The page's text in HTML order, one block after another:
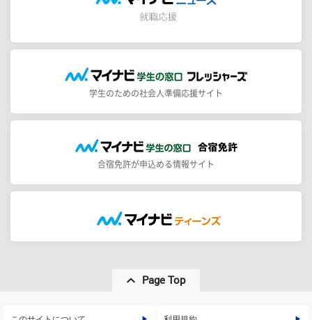
学生のための社会人準備応援サイト
合宿免許が申込める情報サイト
Page Top